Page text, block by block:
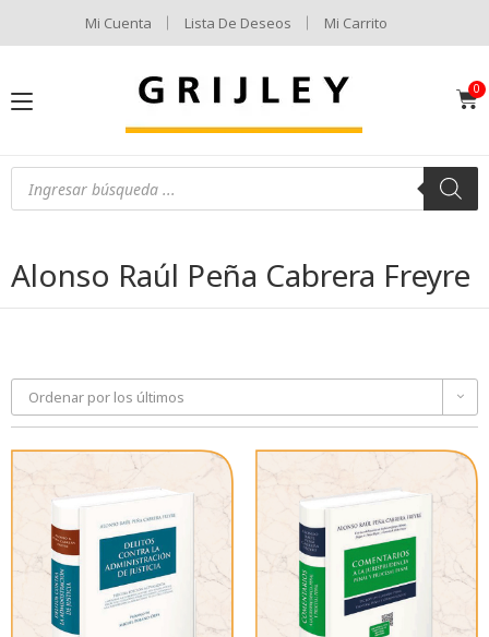
Mi Cuenta Lista De Deseos Mi Carrito
Alonso Raúl Peña Cabrera Freyre
Ordenar por los últimos